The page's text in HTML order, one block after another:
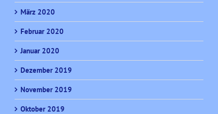
März 2020
Februar 2020
Januar 2020
Dezember 2019
November 2019
Oktober 2019